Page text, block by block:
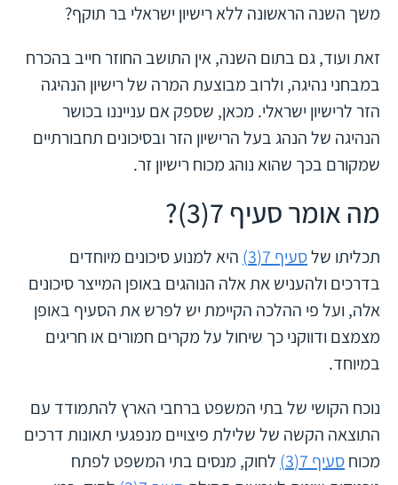
משך השנה הראשונה ללא רישיון ישראלי בר תוקף?
זאת ועוד, גם בתום השנה, אין התושב החוזר חייב בהכרח
במבחני נהיגה, ולרוב מבוצעת המרה של רישיון הנהיגה
הזר לרישיון ישראלי. מכאן, שספק אם ענייננו בכושר
הנהיגה של הנהג בעל הרישיון הזר ובסיכונים תחבורתיים
שמקורם בכך שהוא נוהג מכוח רישיון זר.
מה אומר סעיף 7(3)?
תכליתו שלסעיף 7(3)
היא למנוע סיכונים מיוחדים
בדרכים ולהעניש את אלה הנוהגים באופן המייצר סיכונים
אלה, ועל פי ההלכה הקיימת יש לפרש את הסעיף באופן
מצמצם ודווקני כך שיחול על מקרים חמורים או חריגים
במיוחד.
נוכח הקושי של בתי המשפט ברחבי הארץ להתמודד עם
התוצאה הקשה של שלילת פיצויים מנפגעי תאונות דרכים
מכוחסעיף 7(3)
לחוק, מנסים בתי המשפט לפתח